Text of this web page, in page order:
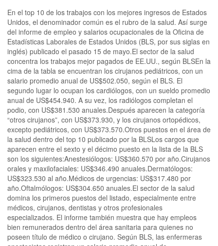
En el top 10 de los trabajos con los mejores ingresos de Estados
Unidos, el denominador común es el rubro de la salud. Así surge
del informe de empleo y salarios ocupacionales de la Oficina de
Estadísticas Laborales de Estados Unidos (BLS, por sus siglas en
inglés) publicado el pasado 15 de mayo.El sector de la salud
concentra los trabajos mejor pagados de EE.UU., según BLSEn la
cima de la tabla se encuentran los cirujanos pediátricos, con un
salario promedio anual de US$502.050, según el BLS. El
segundo lugar lo ocupan los cardiólogos, con un sueldo promedio
anual de US$454.940. A su vez, los radiólogos completan el
podio, con US$381.530 anuales.Después aparecen la categoría
“otros cirujanos”, con US$373.930, y los cirujanos ortopédicos,
excepto pediátricos, con US$373.570.Otros puestos en el área de
la salud dentro del top 10 publicado por la BLSLos cargos que
aparecen entre el sexto y el décimo puesto en la lista de la BLS
son los siguientes:Anestesiólogos: US$360.570 por año.Cirujanos
orales y maxilofaciales: US$346.490 anuales.Dermatólogos:
US$323.530 al año.Médicos de urgencias: US$317.480 por
año.Oftalmólogos: US$304.650 anuales.El sector de la salud
domina los primeros puestos del listado, especialmente entre
médicos, cirujanos, dentistas y otros profesionales
especializados. El informe también muestra que hay empleos
bien remunerados dentro del área sanitaria para quienes no
poseen título de médico o cirujano. Según BLS, las enfermeras